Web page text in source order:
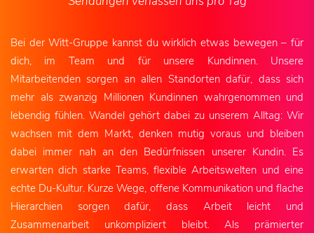
Bei der Witt-Gruppe kannst du wirklich etwas bewegen – für
dich, im Team und für unsere Kundinnen. Unsere
Mitarbeitenden sorgen an allen Standorten dafür, dass sich
mehr als zwanzig Millionen Kundinnen wahrgenommen und
lebendig fühlen. Wandel gehört dabei zu unserem Alltag: Wir
wachsen mit dem Markt, denken mutig voraus und bleiben
dabei immer nah an den Bedürfnissen unserer Kundin. Es
erwarten dich starke Teams, flexible Arbeitswelten und eine
echte Du-Kultur. Kurze Wege, offene Kommunikation und flache
Hierarchien sorgen dafür, dass Arbeit leicht und
Zusammenarbeit unkompliziert bleibt. Als prämierter